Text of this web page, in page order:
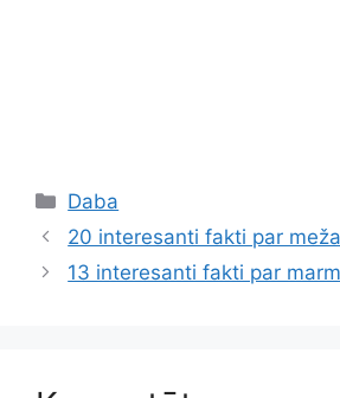
Kategorijas
Daba
20 interesanti fakti par
13 interesanti fakti par